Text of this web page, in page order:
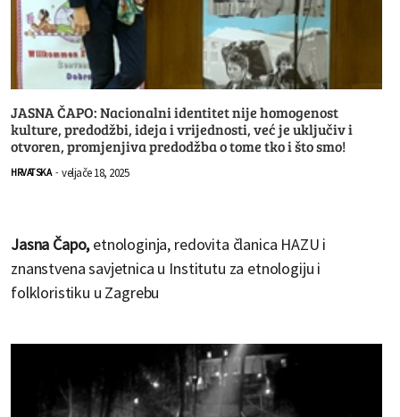
JASNA ČAPO: Nacionalni identitet nije homogenost
kulture, predodžbi, ideja i vrijednosti, već je uključiv i
otvoren, promjenjiva predodžba o tome tko i što smo!
HRVATSKA - veljače 18, 2025
Jasna Čapo,etnologinja, redovita članica HAZU i
znanstvena savjetnica u Institutu za etnologiju i
folkloristiku u Zagrebu